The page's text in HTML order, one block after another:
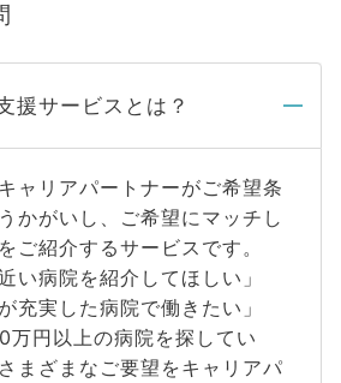
援サービスとは？
ャリアパートナーがご希望条
かがいし、ご希望にマッチし
ご紹介するサービスです。
い病院を紹介してほしい」
充実した病院で働きたい」
万円以上の病院を探してい
まざまなご要望をキャリアパ